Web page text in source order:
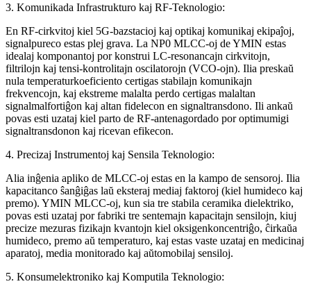
3. Komunikada Infrastrukturo kaj RF-Teknologio:
En RF-cirkvitoj kiel 5G-bazstacioj kaj optikaj komunikaj ekipaĵoj,
signalpureco estas plej grava. La NP0 MLCC-oj de YMIN estas
idealaj komponantoj por konstrui LC-resonancajn cirkvitojn,
filtrilojn kaj tensi-kontrolitajn oscilatorojn (VCO-ojn). Ilia preskaŭ
nula temperaturkoeficiento certigas stabilajn komunikajn
frekvencojn, kaj ekstreme malalta perdo certigas malaltan
signalmalfortiĝon kaj altan fidelecon en signaltransdono. Ili ankaŭ
povas esti uzataj kiel parto de RF-antenagordado por optimumigi
signaltransdonon kaj ricevan efikecon.
4. Precizaj Instrumentoj kaj Sensila Teknologio:
Alia inĝenia apliko de MLCC-oj estas en la kampo de sensoroj. Ilia
kapacitanco ŝanĝiĝas laŭ eksteraj mediaj faktoroj (kiel humideco kaj
premo). YMIN MLCC-oj, kun sia tre stabila ceramika dielektriko,
povas esti uzataj por fabriki tre sentemajn kapacitajn sensilojn, kiuj
precize mezuras fizikajn kvantojn kiel oksigenkoncentriĝo, ĉirkaŭa
humideco, premo aŭ temperaturo, kaj estas vaste uzataj en medicinaj
aparatoj, media monitorado kaj aŭtomobilaj sensiloj.
5. Konsumelektroniko kaj Komputila Teknologio: